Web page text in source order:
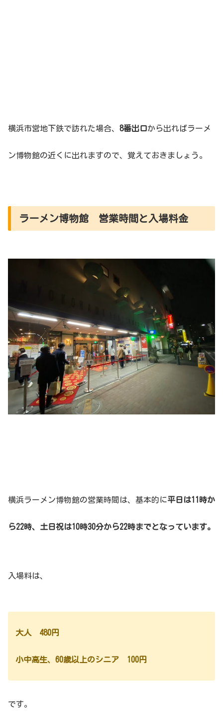
横浜市営地下鉄で訪れた場合、 8番出口から出ればラーメ
ン博物館の近くに出れますので、覚えておきましょう。
ラーメン博物館 営業時間と入場料金
横浜ラーメン博物館の営業時間は、基本的に平日は11時か
ら22時、土日祝は10時30分から22時までとなっています。
入場料は、
大人 480円
小中高生、60歳以上のシニア 100円
です。